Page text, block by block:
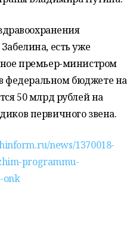
есть уже
премьер-министром
федеральном бюджете на
50 млрд рублей на
первичного звена.
news/1370018-
programmu-
onk